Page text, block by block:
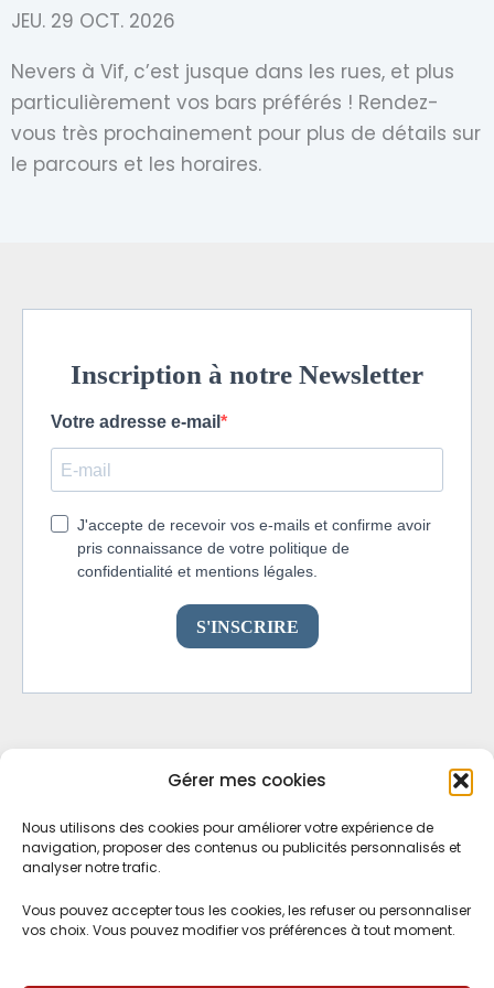
Gérer mes cookies
Nous utilisons des cookies pour améliorer votre expérience de
navigation, proposer des contenus ou publicités personnalisés et
analyser notre trafic.
Vous pouvez accepter tous les cookies, les refuser ou personnaliser
vos choix. Vous pouvez modifier vos préférences à tout moment.
JEU. 29 OCT. 2026
Nevers à Vif, c’est jusque dans les rues, et plus
particulièrement vos bars préférés ! Rendez-
vous très prochainement pour plus de détails sur
le parcours et les horaires.